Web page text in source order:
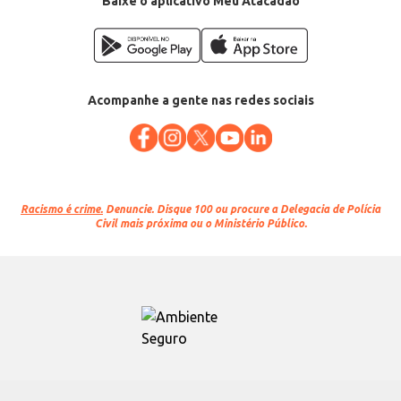
Acompanhe a gente nas redes sociais
Racismo é crime. Denuncie. Disque 100 ou procure a Delegacia de Polícia
Civil mais próxima ou o Ministério Público.